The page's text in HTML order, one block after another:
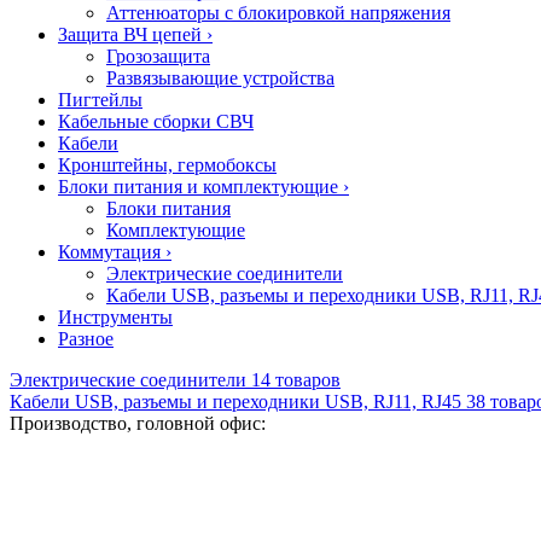
Аттенюаторы с блокировкой напряжения
Защита ВЧ цепей ›
Грозозащита
Развязывающие устройства
Пигтейлы
Кабельные сборки СВЧ
Кабели
Кронштейны, гермобоксы
Блоки питания и комплектующие ›
Блоки питания
Комплектующие
Коммутация ›
Электрические соединители
Кабели USB, разъемы и переходники USB, RJ11,
Инструменты
Разное
Электрические соединители 14 товаров
Кабели USB, разъемы и переходники USB, RJ11, RJ45 38
Производство, головной офис: